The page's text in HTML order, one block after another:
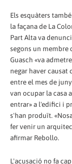
Els esquàters
la façana de La
Part Alta va
segons un membre
Guasch «va
negar haver causat
entre el mes de
van ocupar la casa
entrar» a l'edifici i
s'han produït.
fer venir un
afirmar Rebollo.
L'acusació no fa